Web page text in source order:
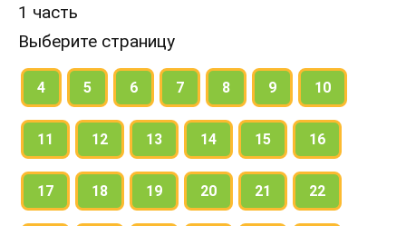
Which of them are most important? What will you
add?
29. Do ex. 5, ex. 17 in writing.
30. Express the same in English.
1 часть
Выберите страницу
4 5 6 7 8 9 10
11 12 13 14 15 16
17 18 19 20 21 22